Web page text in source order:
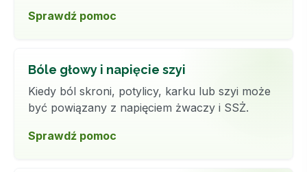
Sprawdź pomoc
Bóle głowy i napięcie szyi
Kiedy ból skroni, potylicy, karku lub szyi może
być powiązany z napięciem żwaczy i SSŻ.
Sprawdź pomoc